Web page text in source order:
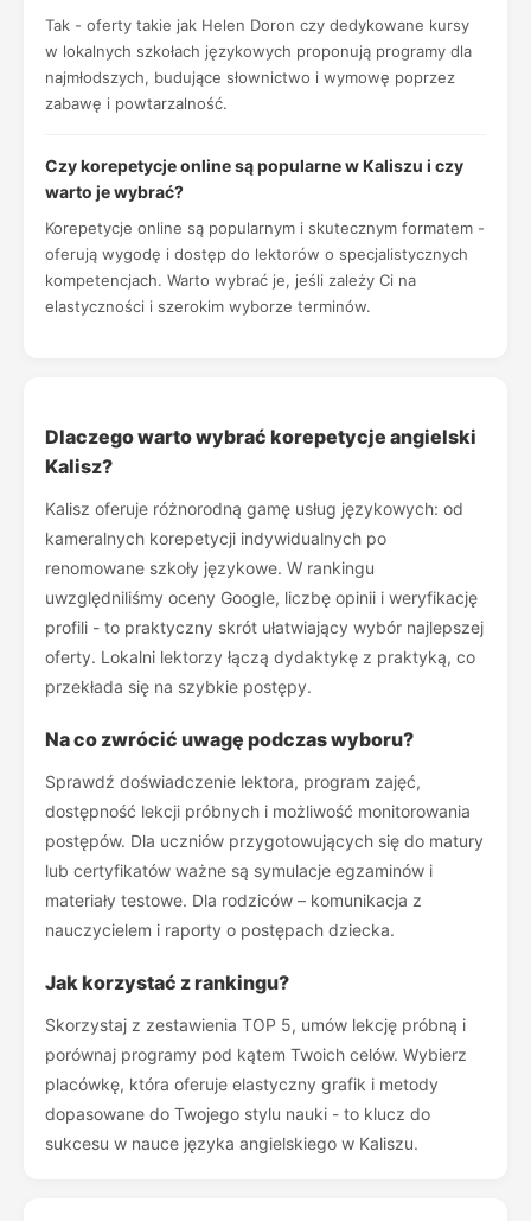
Tak - oferty takie jak Helen Doron czy dedykowane kursy
w lokalnych szkołach językowych proponują programy dla
najmłodszych, budujące słownictwo i wymowę poprzez
zabawę i powtarzalność.
Czy korepetycje online są popularne w Kaliszu i czy
warto je wybrać?
Korepetycje online są popularnym i skutecznym formatem -
oferują wygodę i dostęp do lektorów o specjalistycznych
kompetencjach. Warto wybrać je, jeśli zależy Ci na
elastyczności i szerokim wyborze terminów.
Dlaczego warto wybrać korepetycje angielski
Kalisz?
Kalisz oferuje różnorodną gamę usług językowych: od
kameralnych korepetycji indywidualnych po
renomowane szkoły językowe. W rankingu
uwzględniliśmy oceny Google, liczbę opinii i weryfikację
profili - to praktyczny skrót ułatwiający wybór najlepszej
oferty. Lokalni lektorzy łączą dydaktykę z praktyką, co
przekłada się na szybkie postępy.
Na co zwrócić uwagę podczas wyboru?
Sprawdź doświadczenie lektora, program zajęć,
dostępność lekcji próbnych i możliwość monitorowania
postępów. Dla uczniów przygotowujących się do matury
lub certyfikatów ważne są symulacje egzaminów i
materiały testowe. Dla rodziców – komunikacja z
nauczycielem i raporty o postępach dziecka.
Jak korzystać z rankingu?
Skorzystaj z zestawienia TOP 5, umów lekcję próbną i
porównaj programy pod kątem Twoich celów. Wybierz
placówkę, która oferuje elastyczny grafik i metody
dopasowane do Twojego stylu nauki - to klucz do
sukcesu w nauce języka angielskiego w Kaliszu.